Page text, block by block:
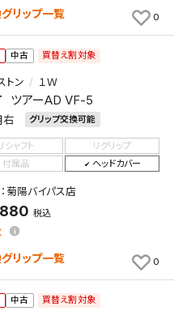
リップ一覧 0
中古 買替え割対象
トン １Ｗ
ツアーAD VF-5
右 グリップ交換可能
シャフト
リグリップ
付属品
ヘッドカバー
菊陽バイパス店
税込
リップ一覧 0
中古 買替え割対象
の条件に一致する商品
客様のアカウント内の
きません。
イページの「保存検索条
保存
マイページの「保存検